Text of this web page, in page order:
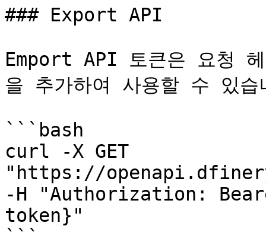
### Export API
Emport API 토큰은 요
을 추가하여 사용할 수 있습
```bash
curl -X GET
"https://
-H "Authorization:
token}"
```